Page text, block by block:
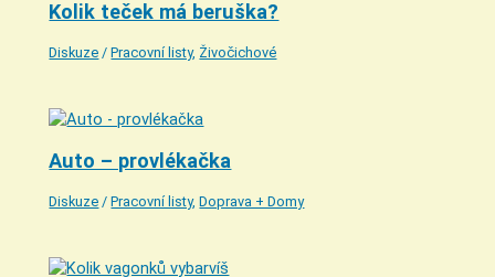
Kolik teček má beruška?
Diskuze /Pracovní listy, Živočichové
Auto – provlékačka
Diskuze /Pracovní listy,Doprava + Domy